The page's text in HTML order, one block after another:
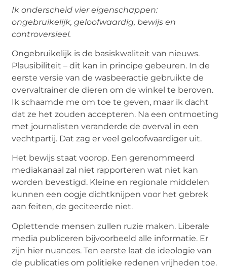
Ik onderscheid vier eigenschappen:
ongebruikelijk, geloofwaardig, bewijs en
controversieel.
Ongebruikelijk is de basiskwaliteit van nieuws.
Plausibiliteit – dit kan in principe gebeuren. In de
eerste versie van de wasbeeractie gebruikte de
overvaltrainer de dieren om de winkel te beroven.
Ik schaamde me om toe te geven, maar ik dacht
dat ze het zouden accepteren. Na een ontmoeting
met journalisten veranderde de overval in een
vechtpartij. Dat zag er veel geloofwaardiger uit.
Het bewijs staat voorop. Een gerenommeerd
mediakanaal zal niet rapporteren wat niet kan
worden bevestigd. Kleine en regionale middelen
kunnen een oogje dichtknijpen voor het gebrek
aan feiten, de geciteerde niet.
Oplettende mensen zullen ruzie maken. Liberale
media publiceren bijvoorbeeld alle informatie. Er
zijn hier nuances. Ten eerste laat de ideologie van
de publicaties om politieke redenen vrijheden toe.